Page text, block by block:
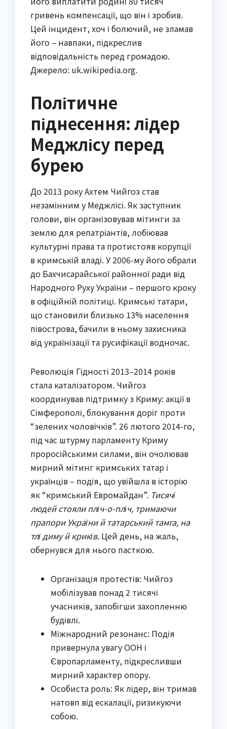
гривень компенсації, що він і зробив.
Цей інцидент, хоч і болючий, не зламав
його – навпаки, підкреслив
відповідальність перед громадою.
Джерело: uk.wikipedia.org.
Політичне
піднесення: лідер
Меджлісу перед
бурею
До 2013 року Ахтем Чийгоз став
незамінним у Меджлісі. Як заступник
голови, він організовував мітинги за
землю для репатріантів, лобіював
культурні права та протистояв корупції
в кримській владі. У 2006-му його обрали
до Бахчисарайської районної ради від
Народного Руху України – першого кроку
в офіційній політиці. Кримські татари,
що становили близько 13% населення
півострова, бачили в ньому захисника
від українізації та русифікації водночас.
Революція Гідності 2013–2014 років
стала каталізатором. Чийгоз
координував підтримку з Криму: акції в
Сімферополі, блокування доріг проти
“зелених чоловічків”. 26 лютого 2014-го,
під час штурму парламенту Криму
проросійськими силами, він очолював
мирний мітинг кримських татар і
українців – подія, що увійшла в історію
як “кримський Евромайдан”. Тисячі
людей стояли пліч-о-пліч, тримаючи
прапори України й татарський тамга, на
тлі диму й криків. Цей день, на жаль,
обернувся для нього пасткою.
Організація протестів: Чийгоз
мобілізував понад 2 тисячі
учасників, запобігши захопленню
будівлі.
Міжнародний резонанс: Подія
привернула увагу ООН і
Європарламенту, підкресливши
мирний характер опору.
Особиста роль: Як лідер, він тримав
натовп від ескалації, ризикуючи
собою.